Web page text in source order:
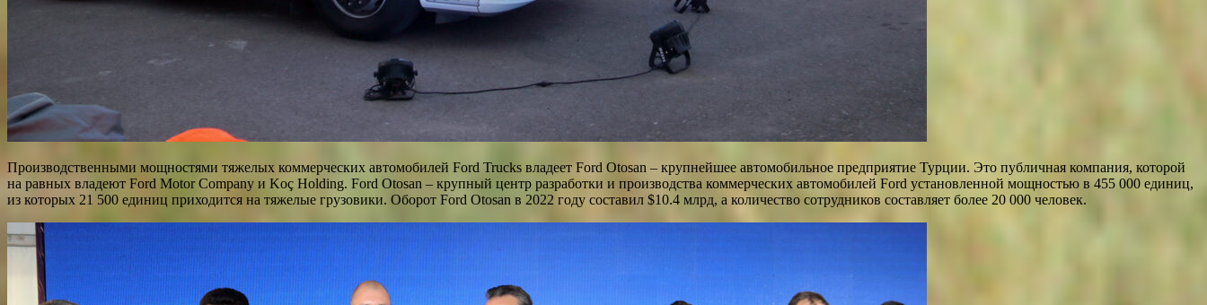
Производственными мощностями тяжелых коммерческих автомобилей Ford Trucks владеет Ford Otosan – крупнейшее автомобильное предприятие Турции. Это публичная компания, которой
на равных владеют Ford Motor Company и Koç Holding. Ford Otosan – крупный центр разработки и производства коммерческих автомобилей Ford установленной мощностью в 455 000 единиц,
из которых 21 500 единиц приходится на тяжелые грузовики. Оборот Ford Otosan в 2022 году составил $10.4 млрд, а количество сотрудников составляет более 20 000 человек.